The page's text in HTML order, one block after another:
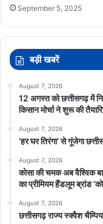
September 5, 2025
बड़ी खबरें
August 7, 2026
12 अगस्त को छत्तीसगढ़ में
किसान मोर्चा ने शुरू की
August 7, 2026
‘हर घर तिरंगा’ से गूंजेगा
August 7, 2026
कोसा की चमक अब वैश्विक
का प्रीमियम हैंडलूम ब्रांड
August 7, 2026
छत्तीसगढ़ राज्य स्क्वैश